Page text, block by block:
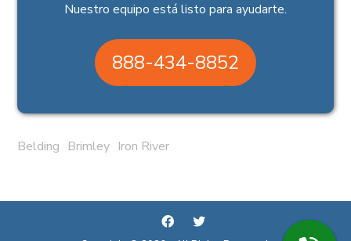
Nuestro equipo está listo para ayudarte.
888-434-8852
Belding Brimley Iron River